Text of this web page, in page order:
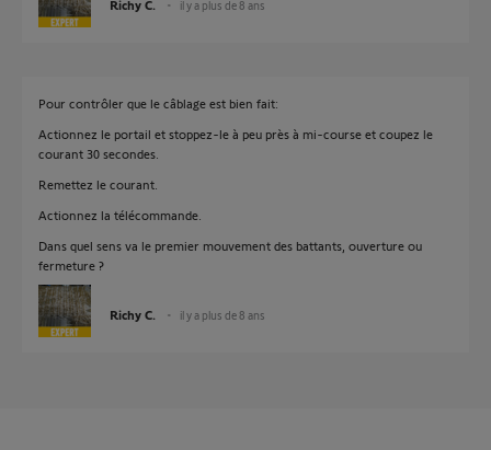
Richy C. il y a plus de 8 ans
Pour contrôler que le câblage est bien fait:
Actionnez le portail et stoppez-le à peu près à mi-course et coupez le
courant 30 secondes.
Remettez le courant.
Actionnez la télécommande.
Dans quel sens va le premier mouvement des battants, ouverture ou
fermeture ?
Richy C. il y a plus de 8 ans